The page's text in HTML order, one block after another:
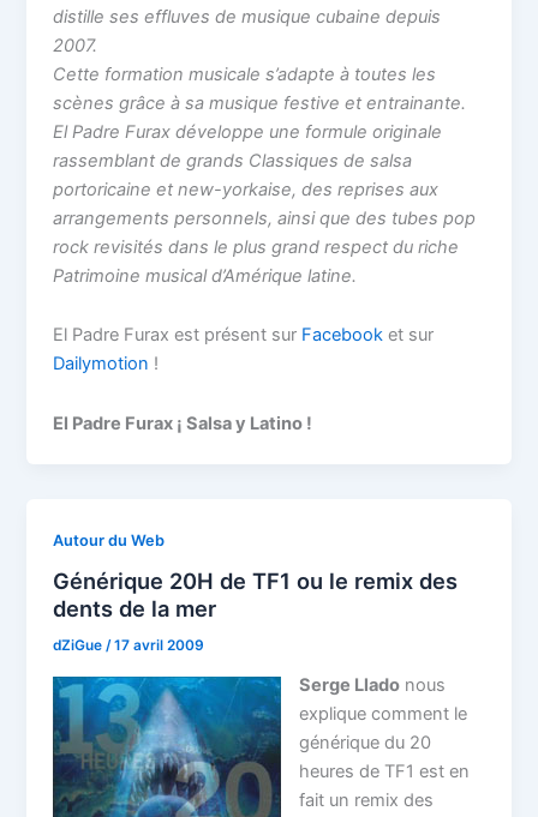
distille ses effluves de musique cubaine depuis
2007.
Cette formation musicale s’adapte à toutes les
scènes grâce à sa musique festive et entrainante.
El Padre Furax développe une formule originale
rassemblant de grands Classiques de salsa
portoricaine et new-yorkaise, des reprises aux
arrangements personnels, ainsi que des tubes pop
rock revisités dans le plus grand respect du riche
Patrimoine musical d’Amérique latine.
El Padre Furax est présent sur Facebook et sur
Dailymotion !
El Padre Furax ¡ Salsa y Latino !
Autour du Web
Générique 20H de TF1 ou le remix des
dents de la mer
dZiGue/17 avril 2009
Serge Lladonous
explique comment le
générique du 20
heures de TF1 est en
fait un remix des